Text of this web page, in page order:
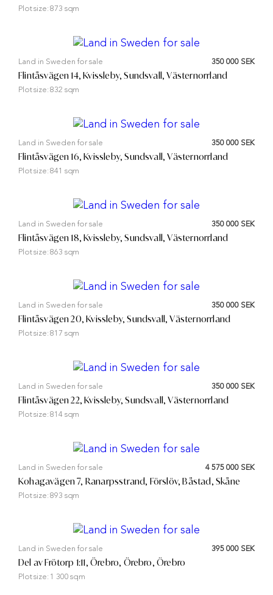
Plot size:873 sqm
Land in Sweden for sale 350 000 SEK
Flintåsvägen 14, Kvissleby, Sundsvall, Västernorrland
Plot size:832 sqm
Land in Sweden for sale 350 000 SEK
Flintåsvägen 16, Kvissleby, Sundsvall, Västernorrland
Plot size:841 sqm
Land in Sweden for sale 350 000 SEK
Flintåsvägen 18, Kvissleby, Sundsvall, Västernorrland
Plot size:863 sqm
Land in Sweden for sale 350 000 SEK
Flintåsvägen 20, Kvissleby, Sundsvall, Västernorrland
Plot size:817 sqm
Land in Sweden for sale 350 000 SEK
Flintåsvägen 22, Kvissleby, Sundsvall, Västernorrland
Plot size:814 sqm
Land in Sweden for sale 4 575 000 SEK
Kohagavägen 7, Ranarpsstrand, Förslöv, Båstad, Skåne
Plot size:893 sqm
Land in Sweden for sale 395 000 SEK
Del av Frötorp 1:11, Örebro, Örebro, Örebro
Plot size: 1 300 sqm